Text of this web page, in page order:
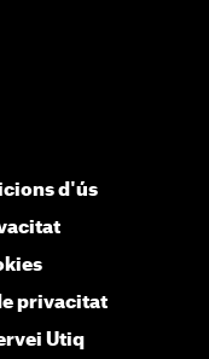
d'ús
privacitat
Utiq